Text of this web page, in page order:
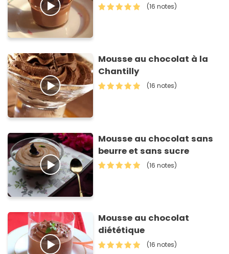
(16 notes)
Mousse au chocolat à la
Chantilly
(16 notes)
Mousse au chocolat sans
beurre et sans sucre
(16 notes)
Mousse au chocolat
diététique
(16 notes)